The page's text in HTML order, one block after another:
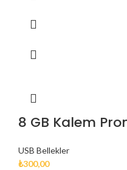
8 GB Kalem
USB Bellekler
₺300,00